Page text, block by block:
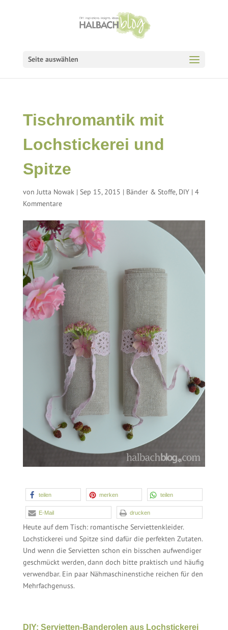
Seite auswählen
Tischromantik mit
Lochstickerei und
Spitze
vonJutta Nowak| Sep 15, 2015 | Bänder & Stoffe, DIY| 4
Kommentare
teilen merken teilen
E-Mail drucken
Heute auf dem Tisch: romantische Serviettenkleider.
Lochstickerei und Spitze sind dafür die perfekten Zutaten.
Und wenn die Servietten schon ein bisschen aufwendiger
geschmückt werden, dann doch bitte praktisch und häufig
verwendbar. Ein paar Nähmaschinenstiche reichen für den
Mehrfachgenuss.
DIY: Servietten-Banderolen aus Lochstickerei